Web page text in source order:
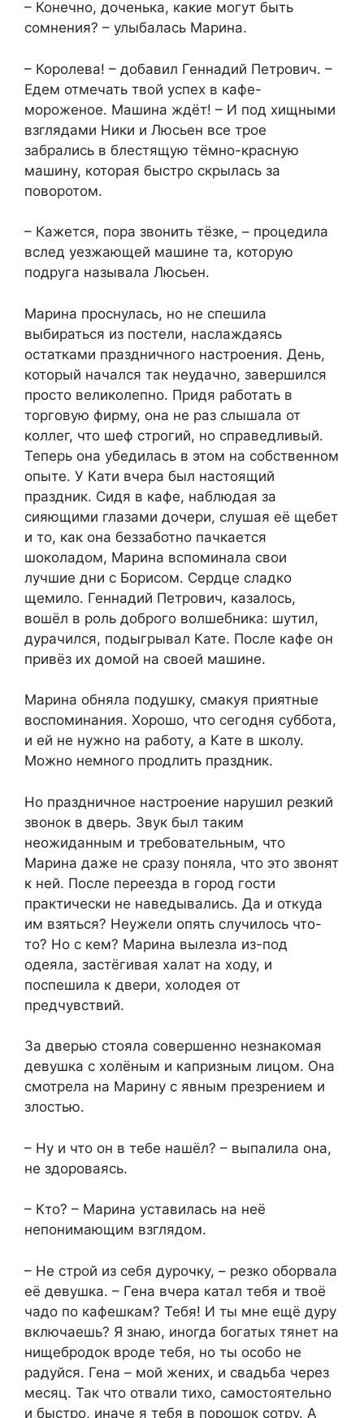
– Конечно, доченька, какие могут быть
сомнения? – улыбалась Марина.
– Королева! – добавил Геннадий Петрович. –
Едем отмечать твой успех в кафе-
мороженое. Машина ждёт! – И под хищными
взглядами Ники и Люсьен все трое
забрались в блестящую тёмно-красную
машину, которая быстро скрылась за
поворотом.
– Кажется, пора звонить тёзке, – процедила
вслед уезжающей машине та, которую
подруга называла Люсьен.
Марина проснулась, но не спешила
выбираться из постели, наслаждаясь
остатками праздничного настроения. День,
который начался так неудачно, завершился
просто великолепно. Придя работать в
торговую фирму, она не раз слышала от
коллег, что шеф строгий, но справедливый.
Теперь она убедилась в этом на собственном
опыте. У Кати вчера был настоящий
праздник. Сидя в кафе, наблюдая за
сияющими глазами дочери, слушая её щебет
и то, как она беззаботно пачкается
шоколадом, Марина вспоминала свои
лучшие дни с Борисом. Сердце сладко
щемило. Геннадий Петрович, казалось,
вошёл в роль доброго волшебника: шутил,
дурачился, подыгрывал Кате. После кафе он
привёз их домой на своей машине.
Марина обняла подушку, смакуя приятные
воспоминания. Хорошо, что сегодня суббота,
и ей не нужно на работу, а Кате в школу.
Можно немного продлить праздник.
Но праздничное настроение нарушил резкий
звонок в дверь. Звук был таким
неожиданным и требовательным, что
Марина даже не сразу поняла, что это звонят
к ней. После переезда в город гости
практически не наведывались. Да и откуда
им взяться? Неужели опять случилось что-
то? Но с кем? Марина вылезла из-под
одеяла, застёгивая халат на ходу, и
поспешила к двери, холодея от
предчувствий.
За дверью стояла совершенно незнакомая
девушка с холёным и капризным лицом. Она
смотрела на Марину с явным презрением и
злостью.
– Ну и что он в тебе нашёл? – выпалила она,
не здороваясь.
– Кто? – Марина уставилась на неё
непонимающим взглядом.
– Не строй из себя дурочку, – резко оборвала
её девушка. – Гена вчера катал тебя и твоё
чадо по кафешкам? Тебя! И ты мне ещё дуру
включаешь? Я знаю, иногда богатых тянет на
нищебродок вроде тебя, но ты особо не
радуйся. Гена – мой жених, и свадьба через
месяц. Так что отвали тихо, самостоятельно
и быстро, иначе я тебя в порошок сотру. А